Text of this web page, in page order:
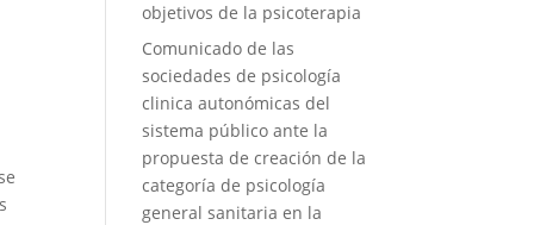
objetivos de la psicoterapia
Comunicado de las
sociedades de psicología
clinica autonómicas del
sistema público ante la
propuesta de creación de la
categoría de psicología
general sanitaria en la